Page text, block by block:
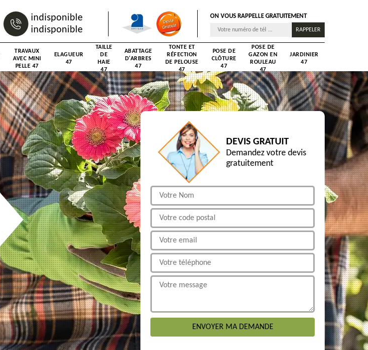
indisponible
indisponible
ON VOUS RAPPELLE GRATUITEMENT
TRAVAUX
AVEC MINI
PELLE 47
ELAGUEUR
47
TAILLE
DE
HAIE
47
ABATTAGE
D'ARBRES
47
TONTE ET
RÉFECTION
DE PELOUSE
47
POSE DE
CLÔTURE
47
POSE DE
GAZON EN
ROULEAU
47
JARDINIER
47
DEVIS GRATUIT
Demandez votre devis
gratuitement